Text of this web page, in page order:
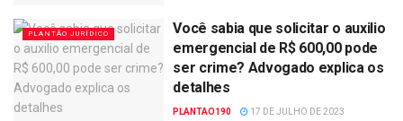
PLANTÃO JURÍDICO
Você sabia que solicitar o auxilio
emergencial de R$ 600,00 pode
ser crime? Advogado explica os
detalhes
PLANTAO190 17 DE JULHO DE 2023